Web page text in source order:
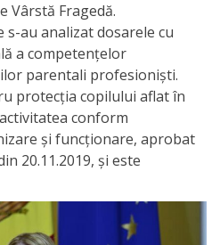
Vârstă Fragedă.
s-au analizat dosarele cu
a competențelor
parentali profesioniști.
protecția copilului aflat în
conform
şi funcţionare, aprobat
20.11.2019, şi este